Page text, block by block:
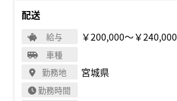
配送
給与 ￥200,000〜￥240,000
車種
勤務地
宮城県
勤務時間